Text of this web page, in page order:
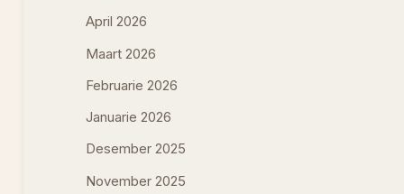
April 2026
Maart 2026
Februarie 2026
Januarie 2026
Desember 2025
November 2025